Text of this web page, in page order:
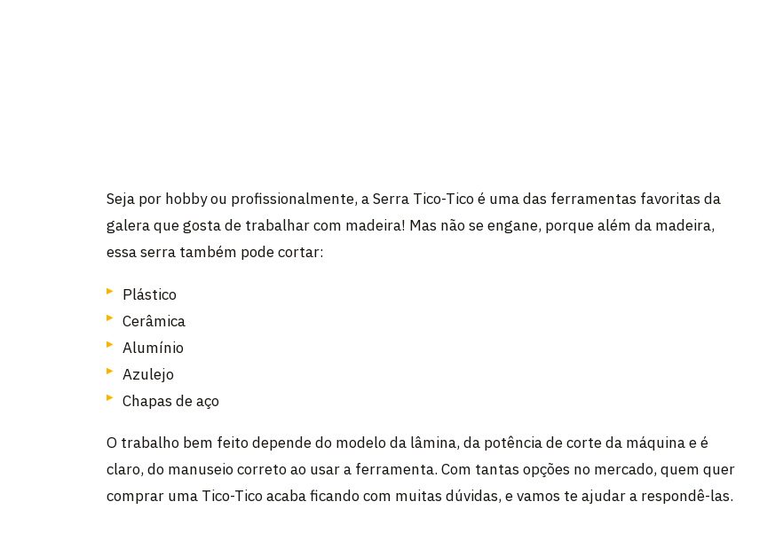
Seja por hobby ou profissionalmente, a Serra Tico-Tico é uma das ferramentas favoritas da
galera que gosta de trabalhar com madeira! Mas não se engane, porque além da madeira,
essa serra também pode cortar:
Plástico
Cerâmica
Alumínio
Azulejo
Chapas de aço
O trabalho bem feito depende do modelo da lâmina, da potência de corte da máquina e é
claro, do manuseio correto ao usar a ferramenta. Com tantas opções no mercado, quem quer
comprar uma Tico-Tico acaba ficando com muitas dúvidas, e vamos te ajudar a respondê-las.